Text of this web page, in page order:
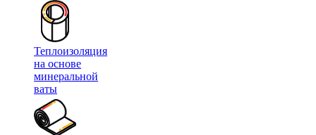
Теплоизоляция
на основе
минеральной
ваты